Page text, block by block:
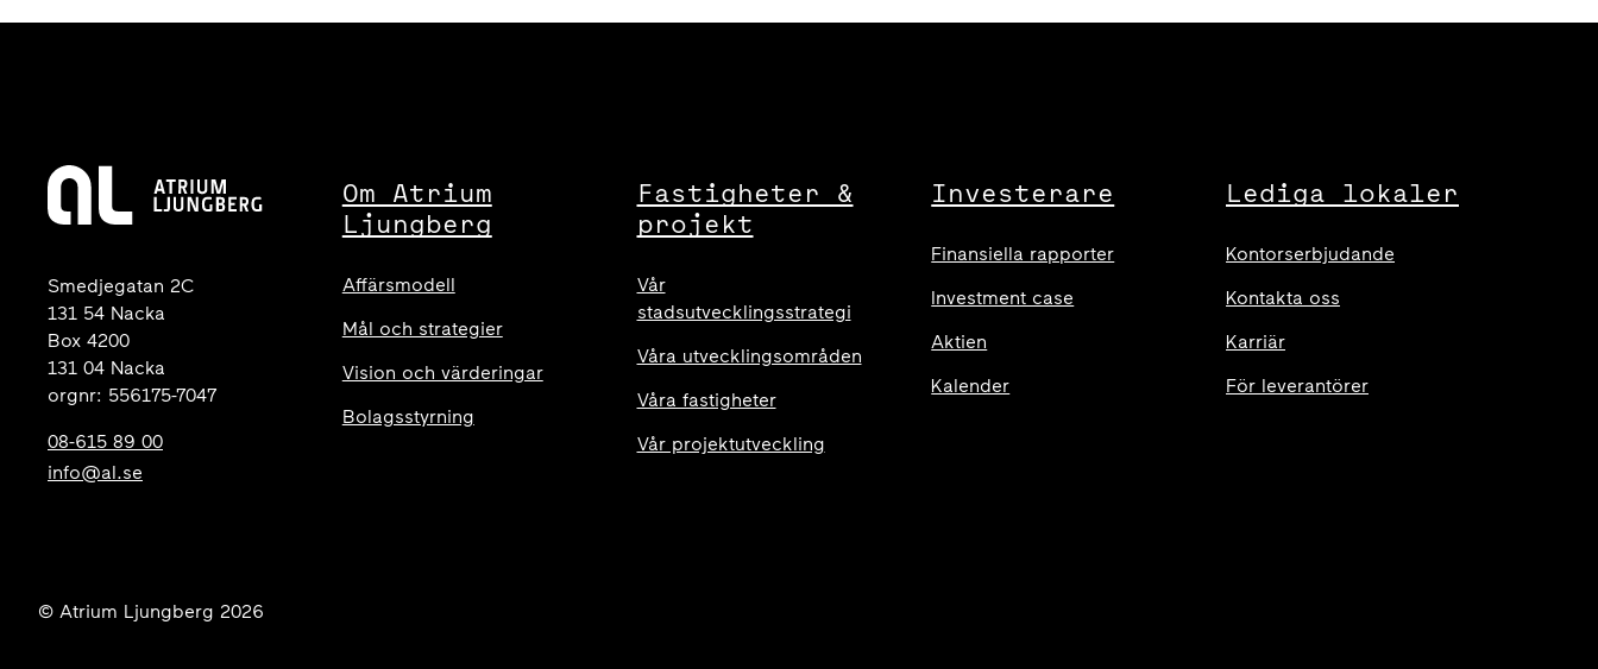
Smedjegatan 2C
131 54 Nacka
Box 4200
131 04 Nacka
orgnr: 556175-7047
08-615 89 00
info@al.se
Om Atrium
Ljungberg
Affärsmodell
Mål och strategier
Vision och värderingar
Bolagsstyrning
Fastigheter &
projekt
Vår
stadsutvecklingsstrategi
Våra utvecklingsområden
Våra fastigheter
Vår projektutveckling
Investerare
Finansiella rapporter
Investment case
Aktien
Kalender
Lediga lokaler
Kontorserbjudande
Kontakta oss
Karriär
För leverantörer
© Atrium Ljungberg 2026